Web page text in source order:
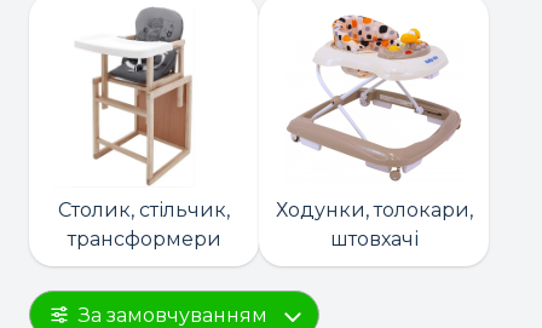
Столик, стільчик,
трансформери
Ходунки, толокари,
штовхачі
За замовчуванням